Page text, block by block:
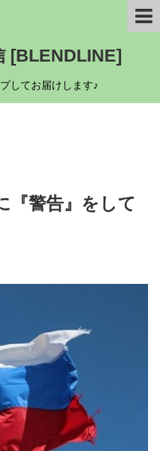
[BLENDLINE]
してお届けします♪
『警告』をして